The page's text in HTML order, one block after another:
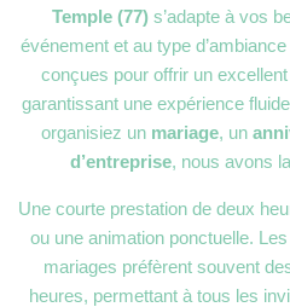
Temple (77)s’adapte à vos
événement et au type
conçues pour offrir un
garantissant une expérience
organisiez un mariage, un
d’entreprise, nous avons
Une courte prestation de deux
ou une animation ponctuelle.
mariages préfèrent souvent
heures, permettant à tous les